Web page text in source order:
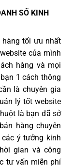
SỐ KINH
hàng tối ưu nhất
của mình
hàng và mọi
1 cách thông
là chuyên gia
lý tốt website
là bạn đã sở
hàng chuyên
ý tưởng kinh
gian và công
tư vấn miễn phí